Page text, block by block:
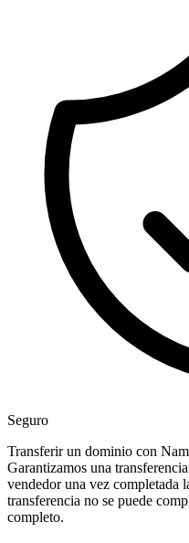
Seguro
Transferir un dominio con
Garantizamos una
vendedor una vez completada
transferencia no se puede
completo.